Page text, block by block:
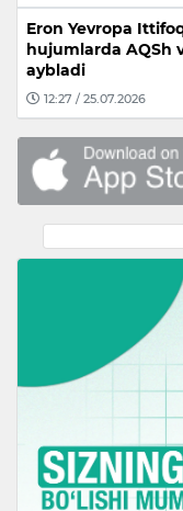
Eron Yevropa
hujumlarda AQSh
aybladi
12:27 / 25.07.2026